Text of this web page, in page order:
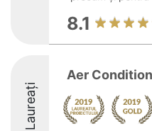
8.1
Laureați
Aer